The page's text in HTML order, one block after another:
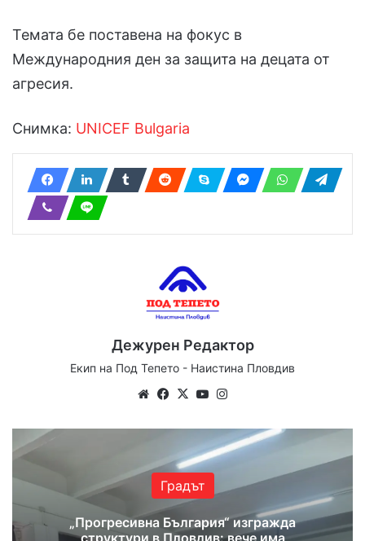
Темата бе поставена на фокус в
Международния ден за защита на децата от
агресия.
Снимка: UNICEF Bulgaria
Дежурен Редактор
Екип на Под Тепето - Наистина Пловдив
WebsiteFacebook
X YouTube
Градът
„Прогресивна България“ изгражда
структури в Пловдив: вече има